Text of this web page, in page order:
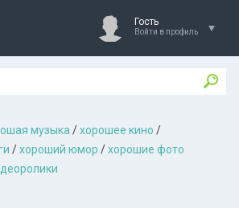
Гость
Войти в профиль
музыкa /хорошее кино /
/хороший юмор /хорошие фото